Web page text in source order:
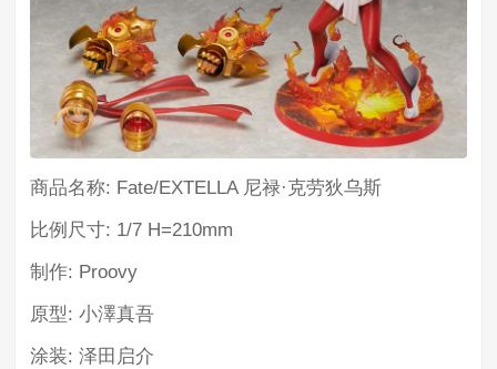
商品名称: Fate/EXTELLA 尼禄·克劳狄乌斯
比例尺寸: 1/7 H=210mm
制作: Proovy
原型: 小澤真吾
涂装: 泽田启介